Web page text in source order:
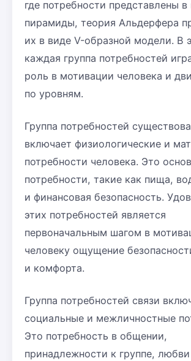
где потребности представлены в
пирамиды, теория Альдерфера
их в виде V-образной модели. В
каждая группа потребностей
роль в мотивации человека и
по уровням.
Группа потребностей
включает физиологические и
потребности человека. Это
потребности, такие как пища,
и финансовая безопасность.
этих потребностей является
первоначальным шагом в
человеку ощущение
и комфорта.
Группа потребностей связи
социальные и межличностные
Это потребность в общении,
принадлежности к группе, любви